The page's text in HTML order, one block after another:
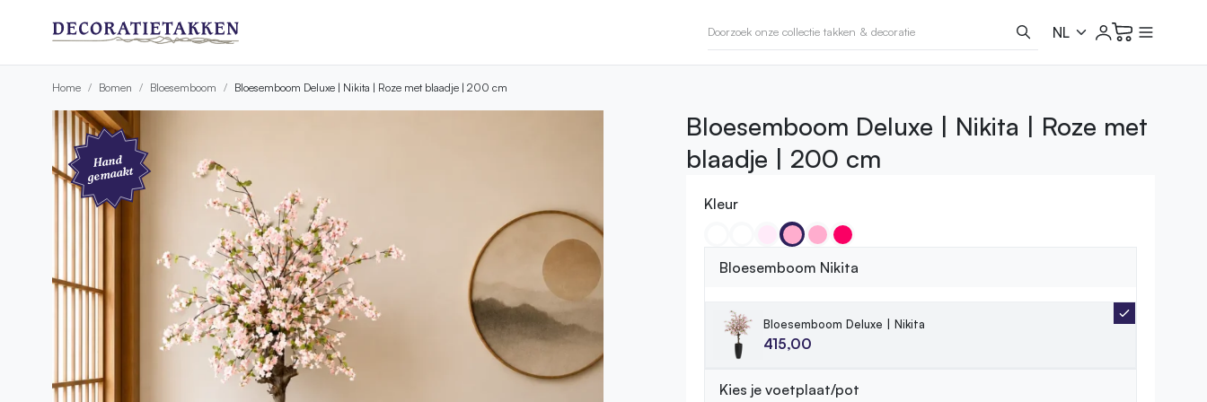
Home Bomen Bloesemboom Bloesemboom Deluxe | Nikita | Roze met blaadje | 200 cm
Hand
gemaakt
Bloesemboom Deluxe | Nikita | Roze met
blaadje | 200 cm
Kleur
Bloesemboom Nikita
Bloesemboom Deluxe | Nikita
415,00
Kies je voetplaat/pot